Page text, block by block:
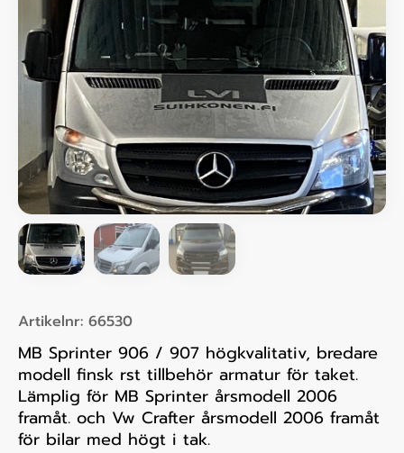
Artikelnr: 66530
MB Sprinter 906 / 907 högkvalitativ, bredare
modell finsk rst tillbehör armatur för taket.
Lämplig för MB Sprinter årsmodell 2006
framåt. och Vw Crafter årsmodell 2006 framåt
för bilar med högt i tak.